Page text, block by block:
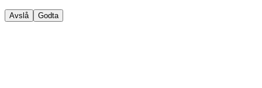
Avslå Godta